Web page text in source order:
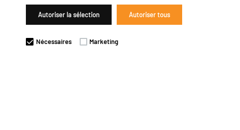
Autoriser la sélection Autoriser tous
Nécessaires Marketing